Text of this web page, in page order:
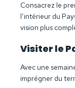
Consacrez le
l’intérieur du
vision plus
Visiter le
Avec une
imprégner du